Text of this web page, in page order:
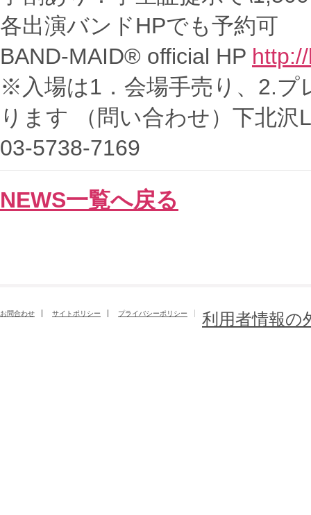
各出演バンドHPでも予約可
BAND-MAID® official HP
※入場は1．会場手売り、2.プ
ります （問い合わせ）下北
03-5738-7169
NEWS一覧へ戻る
お問合わせ サイトポリシー プライバシーポリシー 利用者情報の